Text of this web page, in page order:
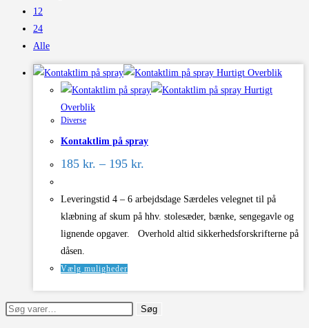
12
24
Alle
Hurtigt Overblik
Hurtigt
Overblik
Diverse
Kontaktlim på spray
185 kr. – 195 kr.
195 kr.
Leveringstid 4 – 6 arbejdsdage Særdeles velegnet til på
klæbning af skum på hhv. stolesæder, bænke, sengegavle og
lignende opgaver. Overhold altid sikkerhedsforskrifterne på
dåsen.
Vælg muligheder
har
flere
Søg
Søg